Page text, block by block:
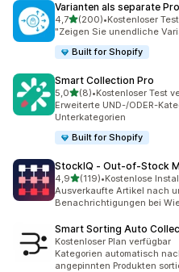
Varianten als separate
4,7von 5 Sternen
(200)
200 Rezensionen insgesamt
•Kostenloser
"Zeigen Sie unendliche
Built for Shopify
Smart Collection Pro
5,0von 5 Sternen
(8)
8 Rezensionen insgesamt
•Kostenloser Test
Erweiterte UND-/ODER-
Unterkategorien
Built for Shopify
StockIQ ‑ Out‑of‑Stock
4,9von 5 Sternen
(119)
119 Rezensionen insgesamt
•Kostenlose
Ausverkaufte Artikel nach
Benachrichtigungen bei
Smart Sorting Auto
Kostenloser Plan verfügbar
Kategorien automatisch
angepinnten Produkten